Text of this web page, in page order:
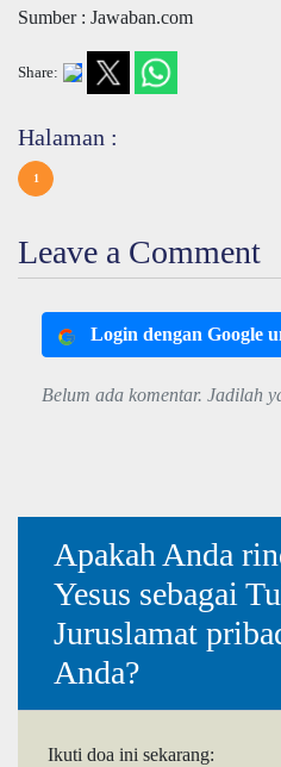
Sumber : Jawaban.com
Share:
Halaman :
1
Leave a Comment
Login dengan Google
Belum ada komentar. Jadilah
Apakah Anda
Yesus sebagai
Juruslamat
Anda?
Ikuti doa ini sekarang: